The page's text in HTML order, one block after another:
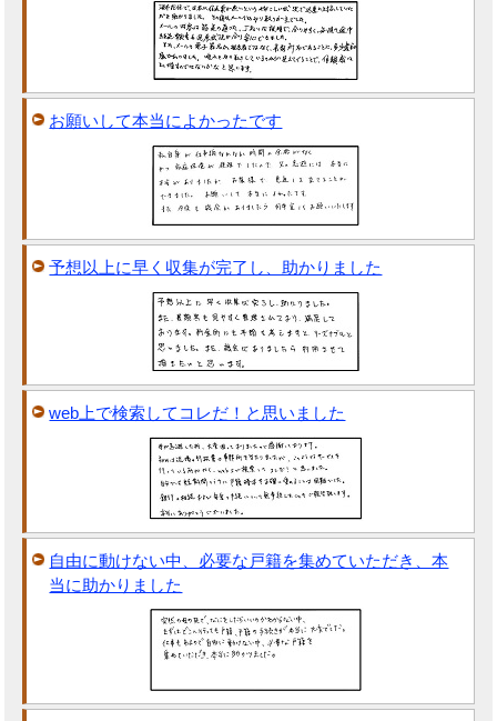
お願いして本当によかったです
予想以上に早く収集が完了し、助かりました
web上で検索してコレだ！と思いました
自由に動けない中、必要な戸籍を集めていただき、本
当に助かりました